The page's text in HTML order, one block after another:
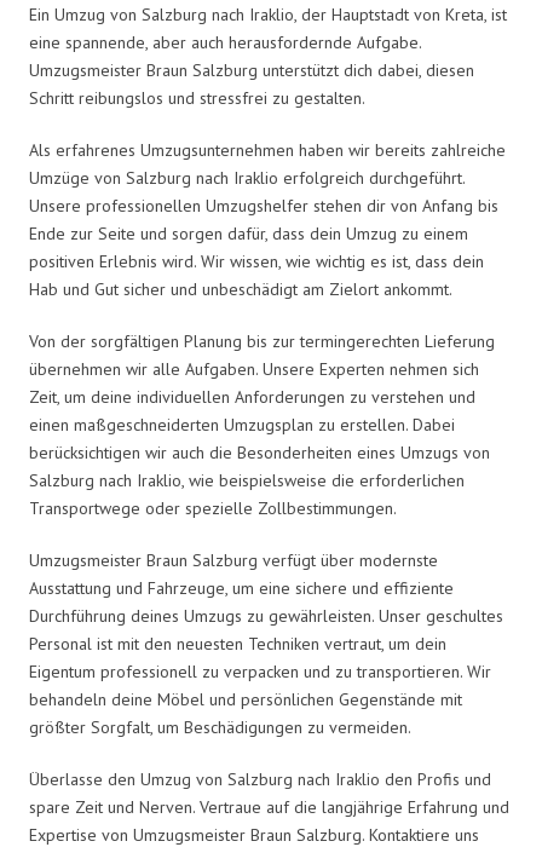
Ein Umzug von Salzburg nach Iraklio, der Hauptstadt von Kreta, ist
eine spannende, aber auch herausfordernde Aufgabe.
Umzugsmeister Braun Salzburg unterstützt dich dabei, diesen
Schritt reibungslos und stressfrei zu gestalten.
Als erfahrenes Umzugsunternehmen haben wir bereits zahlreiche
Umzüge von Salzburg nach Iraklio erfolgreich durchgeführt.
Unsere professionellen Umzugshelfer stehen dir von Anfang bis
Ende zur Seite und sorgen dafür, dass dein Umzug zu einem
positiven Erlebnis wird. Wir wissen, wie wichtig es ist, dass dein
Hab und Gut sicher und unbeschädigt am Zielort ankommt.
Von der sorgfältigen Planung bis zur termingerechten Lieferung
übernehmen wir alle Aufgaben. Unsere Experten nehmen sich
Zeit, um deine individuellen Anforderungen zu verstehen und
einen maßgeschneiderten Umzugsplan zu erstellen. Dabei
berücksichtigen wir auch die Besonderheiten eines Umzugs von
Salzburg nach Iraklio, wie beispielsweise die erforderlichen
Transportwege oder spezielle Zollbestimmungen.
Umzugsmeister Braun Salzburg verfügt über modernste
Ausstattung und Fahrzeuge, um eine sichere und effiziente
Durchführung deines Umzugs zu gewährleisten. Unser geschultes
Personal ist mit den neuesten Techniken vertraut, um dein
Eigentum professionell zu verpacken und zu transportieren. Wir
behandeln deine Möbel und persönlichen Gegenstände mit
größter Sorgfalt, um Beschädigungen zu vermeiden.
Überlasse den Umzug von Salzburg nach Iraklio den Profis und
spare Zeit und Nerven. Vertraue auf die langjährige Erfahrung und
Expertise von Umzugsmeister Braun Salzburg. Kontaktiere uns